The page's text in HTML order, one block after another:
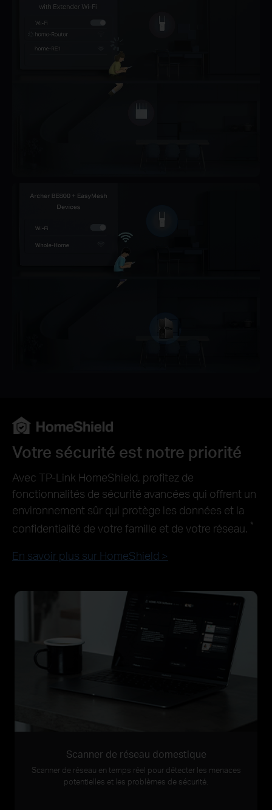
Votre sécurité est notre priorité
Avec TP-Link HomeShield, profitez de
fonctionnalités de sécurité avancées qui offrent un
environnement sûr qui protège les données et la
confidentialité de votre famille et de votre réseau. *
En savoir plus sur HomeShield >
Scanner de réseau domestique
Scanner de réseau en temps réel pour détecter les menaces
potentielles et les problèmes de sécurité.